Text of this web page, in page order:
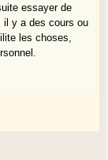
essayer de
il y a des cours ou
les choses,